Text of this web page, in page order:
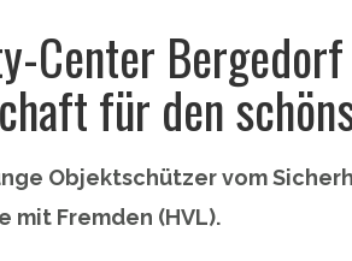
Center
für den
Objektschützer vom
mit Fremden (HVL).